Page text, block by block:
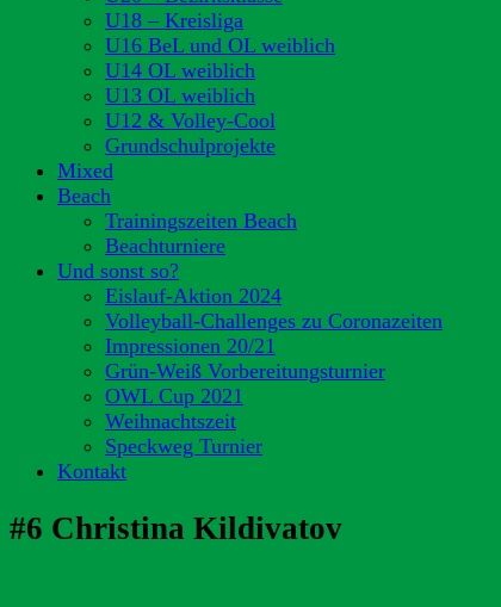
U18 – Kreisliga
U16 BeL und OL weiblich
U14 OL weiblich
U13 OL weiblich
U12 & Volley-Cool
Grundschulprojekte
Mixed
Beach
Trainingszeiten Beach
Beachturniere
Und sonst so?
Eislauf-Aktion 2024
Volleyball-Challenges zu Coronazeiten
Impressionen 20/21
Grün-Weiß Vorbereitungsturnier
OWL Cup 2021
Weihnachtszeit
Speckweg Turnier
Kontakt
#6 Christina Kildivatov